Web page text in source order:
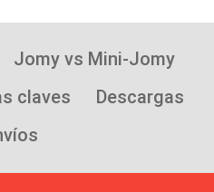
Jomy vs Mini-Jomy
claves
Descargas